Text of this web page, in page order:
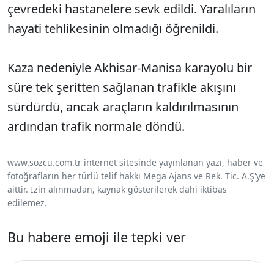
çevredeki hastanelere sevk edildi. Yaralıların
hayati tehlikesinin olmadığı öğrenildi.
Kaza nedeniyle Akhisar-Manisa karayolu bir
süre tek şeritten sağlanan trafikle akışını
sürdürdü, ancak araçların kaldırılmasının
ardından trafik normale döndü.
www.sozcu.com.tr internet sitesinde yayınlanan yazı, haber ve
fotoğrafların her türlü telif hakkı Mega Ajans ve Rek. Tic. A.Ş'ye
aittir. İzin alınmadan, kaynak gösterilerek dahi iktibas
edilemez.
Bu habere emoji ile tepki ver